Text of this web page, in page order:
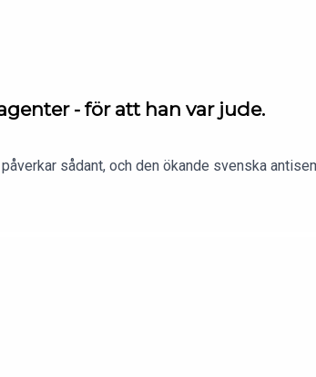
- för att han var jude.
sådant, och den ökande svenska